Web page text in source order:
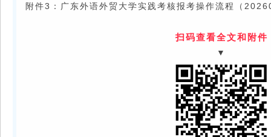
附件3：广东外语外贸大学实践考核报考操作流程（
扫码查看全文和附件
▼